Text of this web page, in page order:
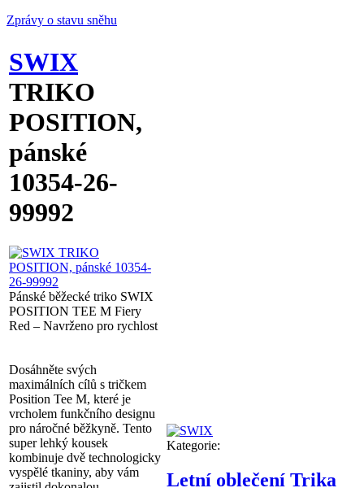
Zprávy o stavu sněhu
SWIX
TRIKO
POSITION,
pánské
10354-26-
99992
Pánské běžecké triko SWIX
POSITION TEE M Fiery
Red – Navrženo pro rychlost
Dosáhněte svých
maximálních cílů s tričkem
Position Tee M, které je
vrcholem funkčního designu
pro náročné běžkyně. Tento
super lehký kousek
kombinuje dvě technologicky
vyspělé tkaniny, aby vám
Kategorie:
Letní oblečení Trika